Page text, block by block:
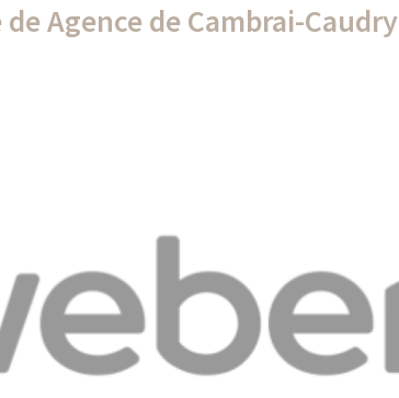
Agence de Cambrai-Caudry